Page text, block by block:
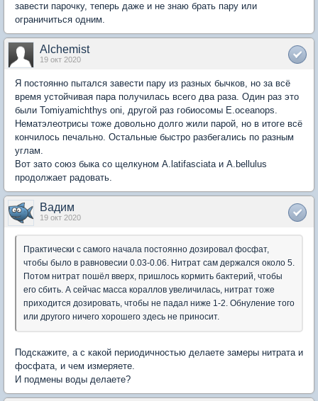
завести парочку, теперь даже и не знаю брать пару или
ограничиться одним.
Alchemist
19 окт 2020
Я постоянно пытался завести пару из разных бычков, но за всё
время устойчивая пара получилась всего два раза. Один раз это
были Tomiyamichthys oni, другой раз гобиосомы E.oceanops.
Нематэлеотрисы тоже довольно долго жили парой, но в итоге всё
кончилось печально. Остальные быстро разбегались по разным
углам.
Вот зато союз быка со щелкуном A.latifasciata и A.bellulus
продолжает радовать.
Вадим
19 окт 2020
Практически с самого начала постоянно дозировал фосфат,
чтобы было в равновесии 0.03-0.06. Нитрат сам держался около 5.
Потом нитрат пошёл вверх, пришлось кормить бактерий, чтобы
его сбить. А сейчас масса кораллов увеличилась, нитрат тоже
приходится дозировать, чтобы не падал ниже 1-2. Обнуление того
или другого ничего хорошего здесь не приносит.
Подскажите, а с какой периодичностью делаете замеры нитрата и
фосфата, и чем измеряете.
И подмены воды делаете?